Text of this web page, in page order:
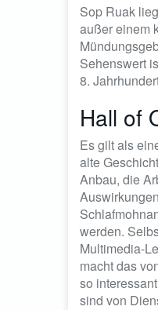
Sop Ruak
außer einem
Sehenswert
8.
Hall of
Es gilt als
alte
Anbau, die
werden.
Multimedia-
macht das
so
sind von